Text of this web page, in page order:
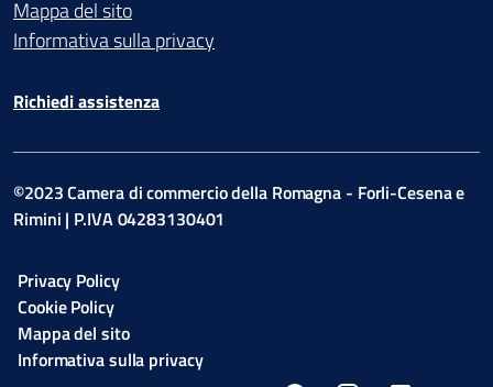
Mappa del sito
Informativa sulla privacy
Richiedi assistenza
©2023 Camera di commercio della Romagna - Forli-Cesena e
Rimini | P.IVA 04283130401
Privacy Policy
Cookie Policy
Mappa del sito
Informativa sulla privacy